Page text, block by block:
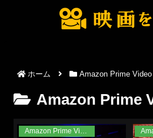
ホーム Amazon Prime Video
Amazon Prime
Amazon Prime Video